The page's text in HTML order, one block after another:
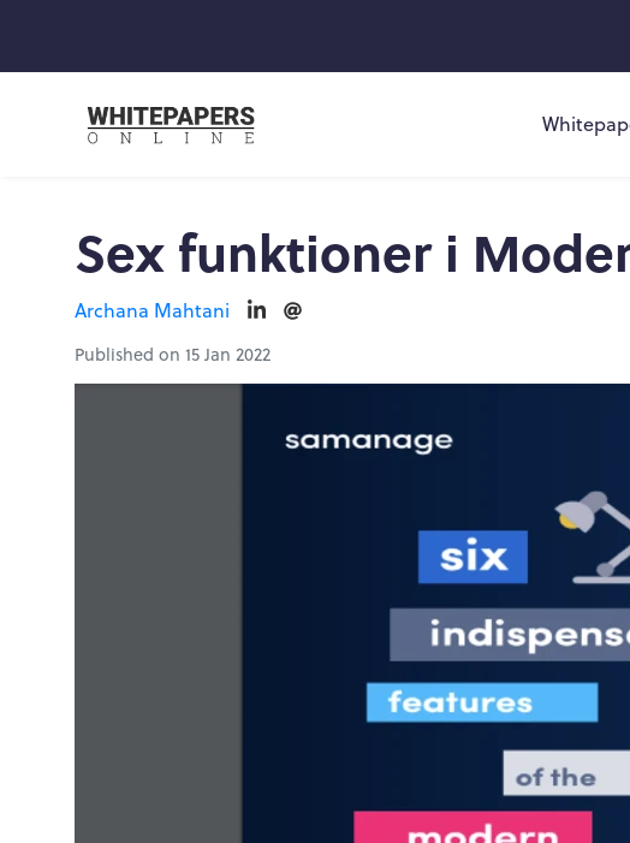
Sex funktioner i
Archana Mahtani
Published on 15 Jan 2022